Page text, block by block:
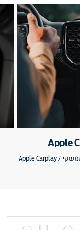
Apple
מערכתמידע ובידור הכוללת חיבור אלחוטי לממשקי Apple Carplay /